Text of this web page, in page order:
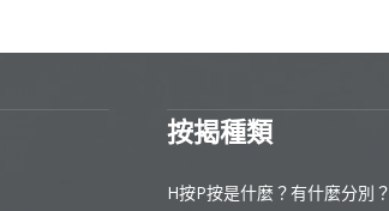
按揭種類
H按P按是什麼？有什麼分別？